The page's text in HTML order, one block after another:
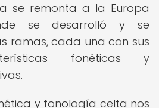
se remonta a la Europa
se desarrolló y se
ramas, cada una con sus
fonéticas y
y fonología celta nos